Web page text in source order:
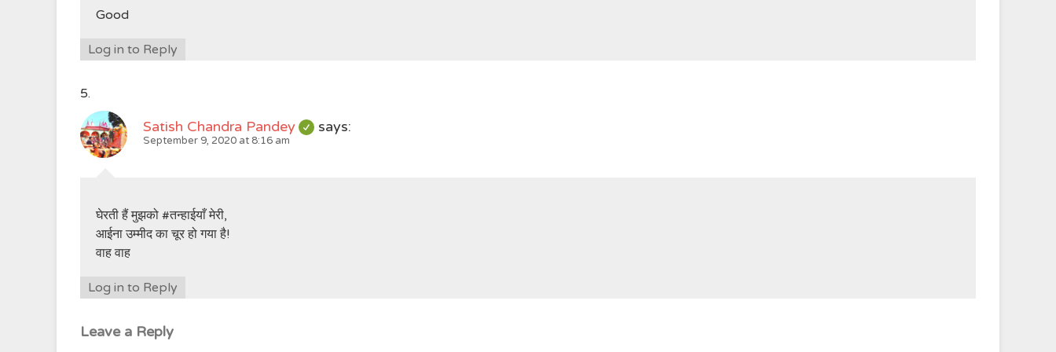
Good
Log in to Reply
Satish Chandra Pandey says:
September 9, 2020 at 8:16 am
घेरती हैं मुझको #तन्हाईयाँ मेरी,
आईना उम्मीद का चूर हो गया है!
वाह वाह
Log in to Reply
Leave a Reply